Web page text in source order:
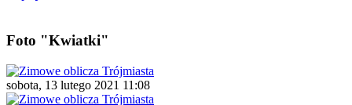
Foto "Kwiatki"
sobota, 13 lutego 2021 11:08